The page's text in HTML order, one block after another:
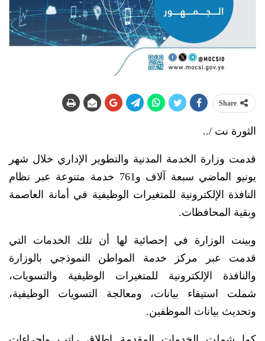
Share
الثورة نت /..
قدمت وزارة الخدمة المدنية والتطوير الإداري خلال شهر
يونيو الماضي سبعة آلاف و761 خدمة متنوعة عبر نظام
النافذة الإلكترونية للمتغيرات الوظيفية في أمانة العاصمة
وبقية المحافظات.
وبينت الوزارة في إحصائية لها أن تلك الخدمات التي
قدمت عبر مركز خدمة المواطن النموذجي بالوزارة
والنافذة الإلكترونية للمتغيرات الوظيفية والتسويات،
شملت استيفاء بيانات، ومعالجة التسويات الوظيفية،
وتحديث بيانات الموظفين.